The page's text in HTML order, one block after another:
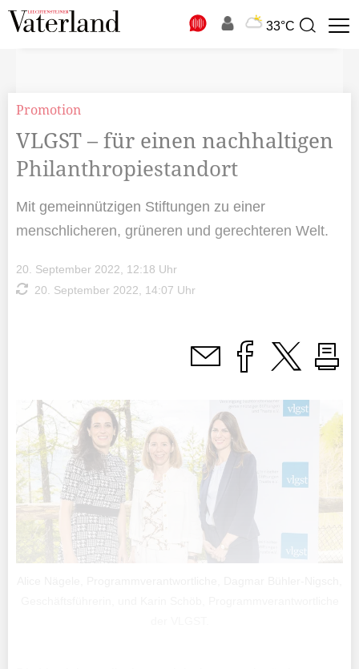
33°C
Suchbegriff
Promotion
VLGST – für einen nachhaltigen
Philanthropiestandort
Mit gemeinnützigen Stiftungen zu einer
menschlicheren, grüneren und gerechteren Welt.
20. September 2022, 12:18 Uhr
20. September 2022, 14:07 Uhr